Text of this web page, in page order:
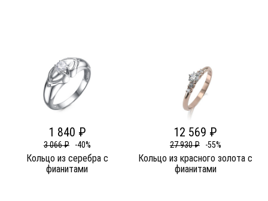
1 840 ₽
3 066 ₽ -40%
Кольцо из серебра c
фианитами
12 569 ₽
27 930 ₽ -55%
Кольцо из красного золота c
фианитами